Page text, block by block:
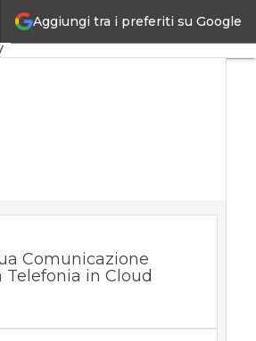
Aggiungi tra i preferiti su Google
Comunicazione
in Cloud